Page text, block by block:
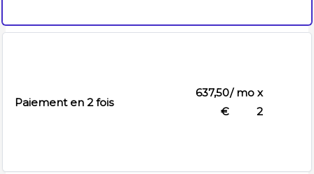
Paiement en 2 fois
637,50
€
/ mo x
2